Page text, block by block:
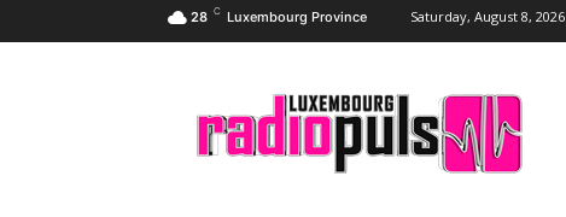
28 C Luxembourg Province Saturday, August 8, 2026